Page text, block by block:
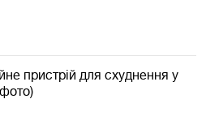
пристрій для схуднення у